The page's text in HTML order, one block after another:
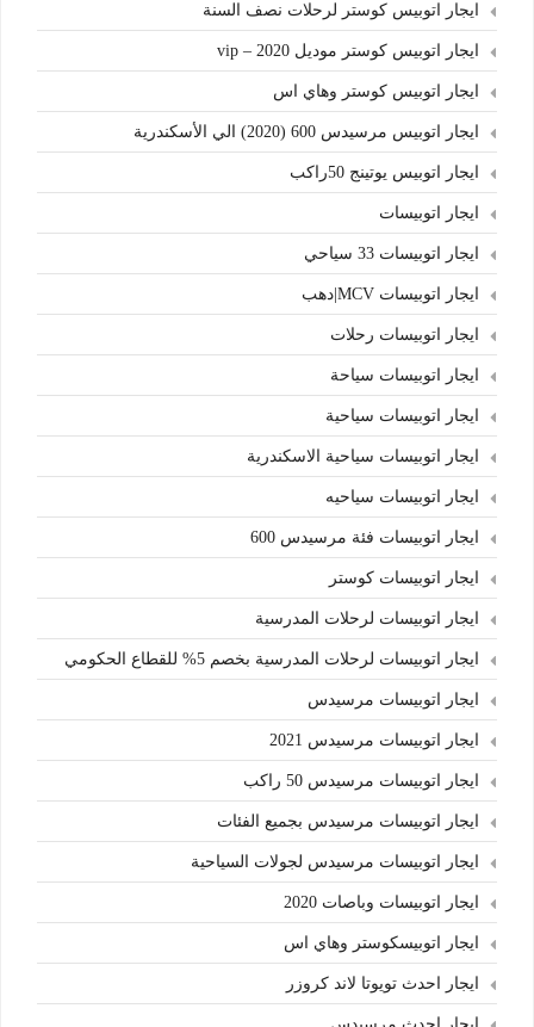
ايجار اتوبيس كوستر لرحلات نصف السنة
ايجار اتوبيس كوستر موديل 2020 – vip
ايجار اتوبيس كوستر وهاي اس
ايجار اتوبيس مرسيدس 600 (2020) الي الأسكندرية
ايجار اتوبيس يوتينج 50راكب
ايجار اتوبيسات
ايجار اتوبيسات 33 سياحي
ايجار اتوبيسات MCV|دهب
ايجار اتوبيسات رحلات
ايجار اتوبيسات سياحة
ايجار اتوبيسات سياحية
ايجار اتوبيسات سياحية الاسكندرية
ايجار اتوبيسات سياحيه
ايجار اتوبيسات فئة مرسيدس 600
ايجار اتوبيسات كوستر
ايجار اتوبيسات لرحلات المدرسية
ايجار اتوبيسات لرحلات المدرسية بخصم 5% للقطاع الحكومي
ايجار اتوبيسات مرسيدس
ايجار اتوبيسات مرسيدس 2021
ايجار اتوبيسات مرسيدس 50 راكب
ايجار اتوبيسات مرسيدس بجميع الفئات
ايجار اتوبيسات مرسيدس لجولات السياحية
ايجار اتوبيسات وباصات 2020
ايجار اتوبيسكوستر وهاي اس
ايجار احدث تويوتا لاند كروزر